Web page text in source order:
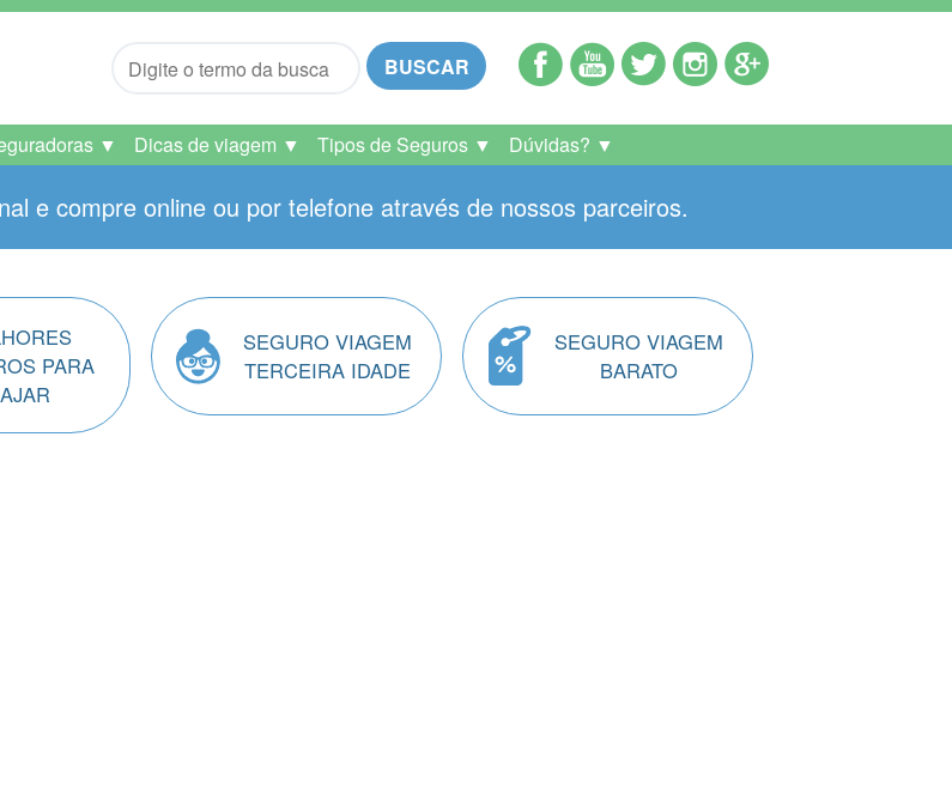
BUSCAR
▼ Dicas de viagem ▼ Tipos de Seguros ▼ Dúvidas? ▼
e compre online ou por telefone através de nossos parceiros.
PARA
SEGURO VIAGEM
TERCEIRA IDADE
SEGURO VIAGEM
BARATO